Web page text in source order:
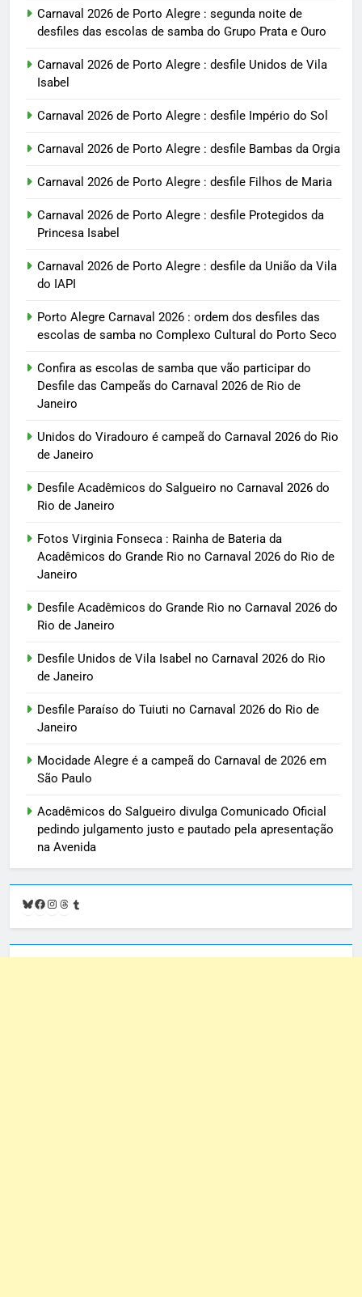
Carnaval 2026 de Porto Alegre : segunda noite de
desfiles das escolas de samba do Grupo Prata e Ouro
Carnaval 2026 de Porto Alegre : desfile Unidos de Vila
Isabel
Carnaval 2026 de Porto Alegre : desfile Império do Sol
Carnaval 2026 de Porto Alegre : desfile Bambas da Orgia
Carnaval 2026 de Porto Alegre : desfile Filhos de Maria
Carnaval 2026 de Porto Alegre : desfile Protegidos da
Princesa Isabel
Carnaval 2026 de Porto Alegre : desfile da União da Vila
do IAPI
Porto Alegre Carnaval 2026 : ordem dos desfiles das
escolas de samba no Complexo Cultural do Porto Seco
Confira as escolas de samba que vão participar do
Desfile das Campeãs do Carnaval 2026 de Rio de
Janeiro
Unidos do Viradouro é campeã do Carnaval 2026 do Rio
de Janeiro
Desfile Acadêmicos do Salgueiro no Carnaval 2026 do
Rio de Janeiro
Fotos Virginia Fonseca : Rainha de Bateria da
Acadêmicos do Grande Rio no Carnaval 2026 do Rio de
Janeiro
Desfile Acadêmicos do Grande Rio no Carnaval 2026 do
Rio de Janeiro
Desfile Unidos de Vila Isabel no Carnaval 2026 do Rio
de Janeiro
Desfile Paraíso do Tuiuti no Carnaval 2026 do Rio de
Janeiro
Mocidade Alegre é a campeã do Carnaval de 2026 em
São Paulo
Acadêmicos do Salgueiro divulga Comunicado Oficial
pedindo julgamento justo e pautado pela apresentação
na Avenida
Bluesky
Facebook
Instagram
Threads